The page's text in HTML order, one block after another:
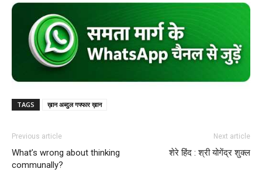
TAGS ख़ान अब्दुल गफ्फार ख़ान
Previous article
What’s wrong about thinking
communally?
Next article
शेरे हिंद : श्री योगेंद्र शुक्ल